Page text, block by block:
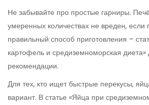
Не забывайте про простые гарниры.
умеренных количествах не вреден, если
правильный способ приготовления –
картофель и средиземноморская диета»
рекомендации.
Для тех, кто ищет быстрые перекусы,
вариант. В статье «Яйца при